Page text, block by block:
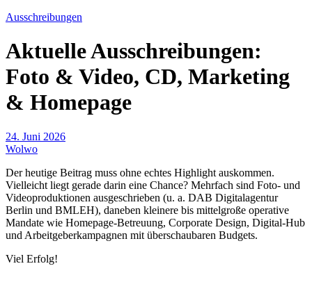
Ausschreibungen
Aktuelle Ausschreibungen:
Foto & Video, CD, Marketing
& Homepage
24. Juni 2026
Wolwo
Der heutige Beitrag muss ohne echtes Highlight auskommen.
Vielleicht liegt gerade darin eine Chance? Mehrfach sind Foto- und
Videoproduktionen ausgeschrieben (u. a. DAB Digitalagentur
Berlin und BMLEH), daneben kleinere bis mittelgroße operative
Mandate wie Homepage-Betreuung, Corporate Design, Digital-Hub
und Arbeitgeberkampagnen mit überschaubaren Budgets.
Viel Erfolg!